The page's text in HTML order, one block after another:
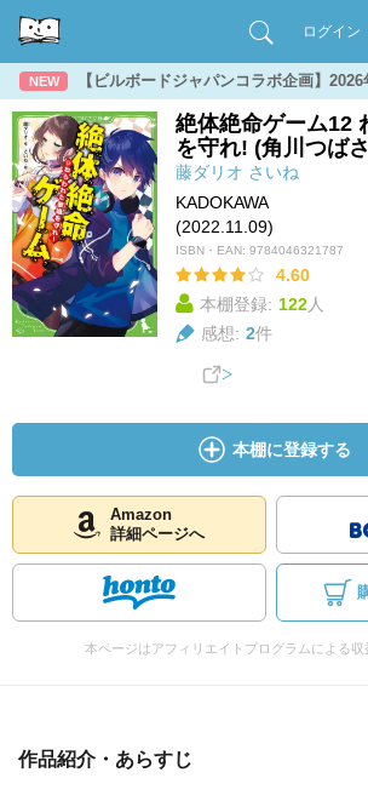
ログイン
NEW 【ビルボードジャパンコラボ企画】
絶体絶命ゲーム12
を守れ! (角川つば
藤ダリオ さいね
KADOKAWA
(2022.11.09)
ISBN・EAN: 9784046321787
4.60
本棚登録: 122人
感想: 2件
本棚に登録する
Amazon
詳細ページへ
本ページはアフィリエイトプログラムによる収
作品紹介・あらすじ